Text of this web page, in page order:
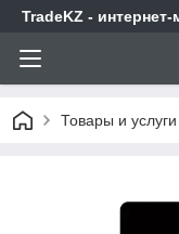
TradeKZ - интернет-
Товары и услуги